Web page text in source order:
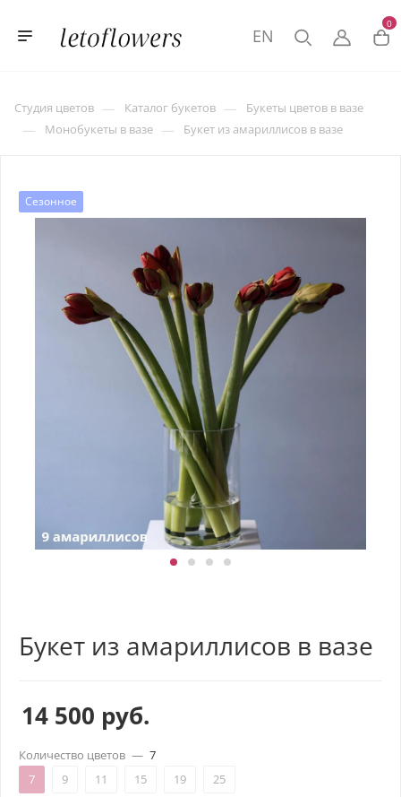
0
EN
Студия цветов — Каталог букетов — Букеты цветов в вазе
— Монобукеты в вазе — Букет из амариллисов в вазе
Сезонное
Букет из амариллисов в вазе
14 500 руб.
Количество цветов — 7
7
9 11 15 19 25